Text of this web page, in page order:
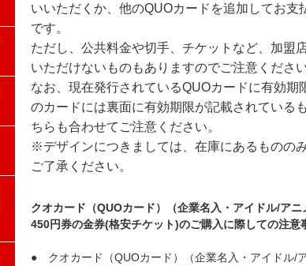
いいただくか、他のQUOカードを追加してお支
です。
ただし、公共料金や切手、チケットなど、加盟
いただけないものもありますのでご注意ください
なお、現在発行されているQUOカードに有効期
のカードには裏面に有効期限が記載されている
ちらも合わせてご注意ください。
※デザインにつきましては、在庫にあるものの
ご了承ください。
クオカード（QUOカード）（企業名入・アイドル/アニ
450円券の金券(格安チケット)のご購入に際しての注意
● クオカード（QUOカード）（企業名入・アイドル/